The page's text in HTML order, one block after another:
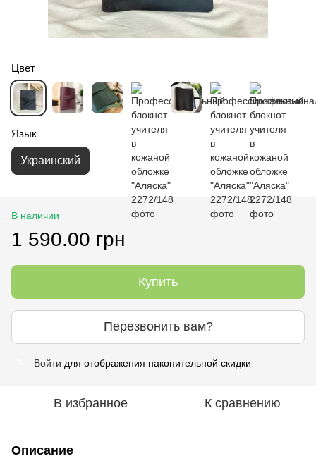
Цвет
Язык
Украинский
В наличии
1 590.00 грн
Купить
Перезвонить вам?
Войти для отображения накопительной скидки
В избранное К сравнению
Описание